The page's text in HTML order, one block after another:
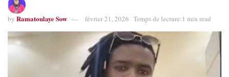
by Ramatoulaye Sow février 21, 2026 Temps de lecture:1 min read